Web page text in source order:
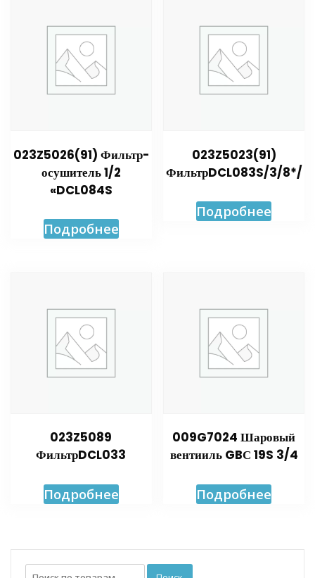
023Z5026(91) Фильтр-
осушитель 1/2
«DCL084S
Подробнее
023Z5023(91)
ФильтрDCL083S/3/8*/
Подробнее
023Z5089
ФильтрDCL033
Подробнее
009G7024 Шаровый
вентииль GBС 19S 3/4
Подробнее
Искать: